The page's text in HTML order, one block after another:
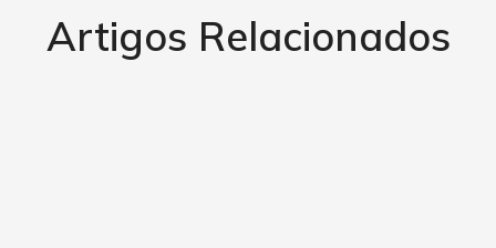
Artigos Relacionados